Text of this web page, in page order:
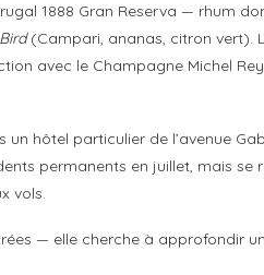
1888 Gran Reserva — rhum
(Campari, ananas, citron vert).
avec le Champagne Michel
hôtel particulier de l’avenue
permanents en juillet, mais se
vols.
— elle cherche à approfondir